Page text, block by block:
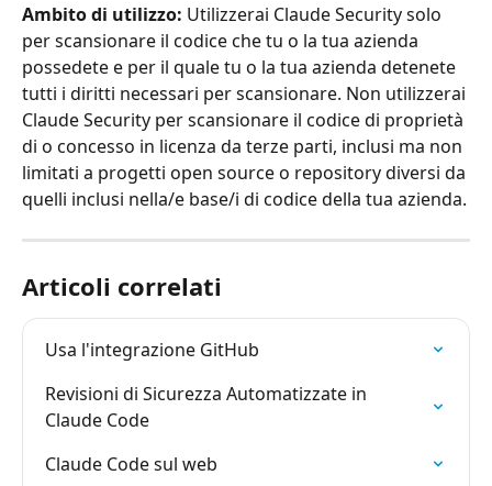
Ambito di utilizzo: Utilizzerai Claude Security solo
per scansionare il codice che tu o la tua azienda
possedete e per il quale tu o la tua azienda detenete
tutti i diritti necessari per scansionare. Non utilizzerai
Claude Security per scansionare il codice di proprietà
di o concesso in licenza da terze parti, inclusi ma non
limitati a progetti open source o repository diversi da
quelli inclusi nella/e base/i di codice della tua azienda.
Articoli correlati
Usa l'integrazione GitHub
Revisioni di Sicurezza Automatizzate in
Claude Code
Claude Code sul web